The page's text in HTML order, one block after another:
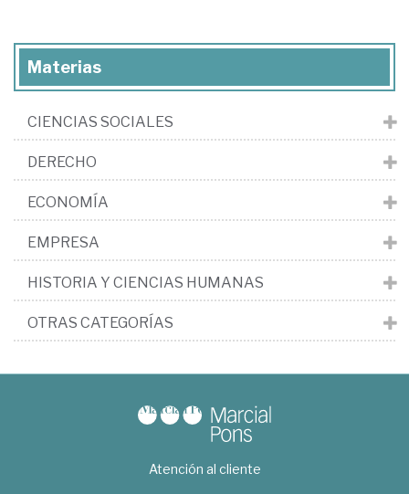
Materias
CIENCIAS SOCIALES
DERECHO
ECONOMÍA
EMPRESA
HISTORIA Y CIENCIAS HUMANAS
OTRAS CATEGORÍAS
Atención al cliente